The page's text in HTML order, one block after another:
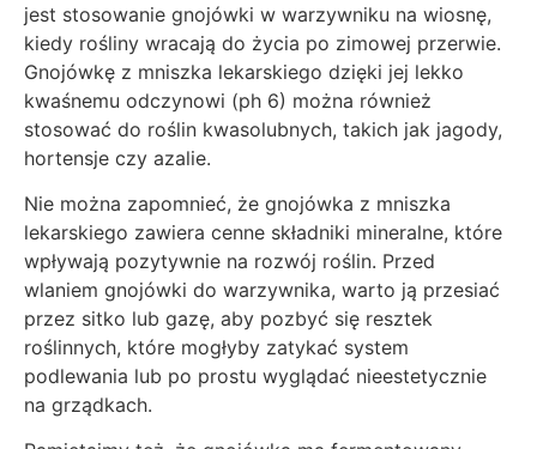
jest stosowanie gnojówki w warzywniku na wiosnę,
kiedy rośliny wracają do życia po zimowej przerwie.
Gnojówkę z mniszka lekarskiego dzięki jej lekko
kwaśnemu odczynowi (ph 6) można również
stosować do roślin kwasolubnych, takich jak jagody,
hortensje czy azalie.
Nie można zapomnieć, że gnojówka z mniszka
lekarskiego zawiera cenne składniki mineralne, które
wpływają pozytywnie na rozwój roślin. Przed
wlaniem gnojówki do warzywnika, warto ją przesiać
przez sitko lub gazę, aby pozbyć się resztek
roślinnych, które mogłyby zatykać system
podlewania lub po prostu wyglądać nieestetycznie
na grządkach.